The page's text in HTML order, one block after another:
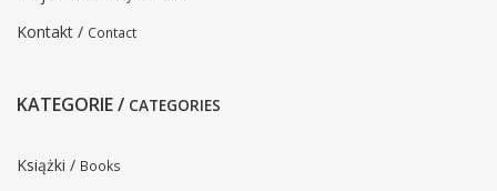
Kontakt / Contact
KATEGORIE / CATEGORIES
Książki / Books